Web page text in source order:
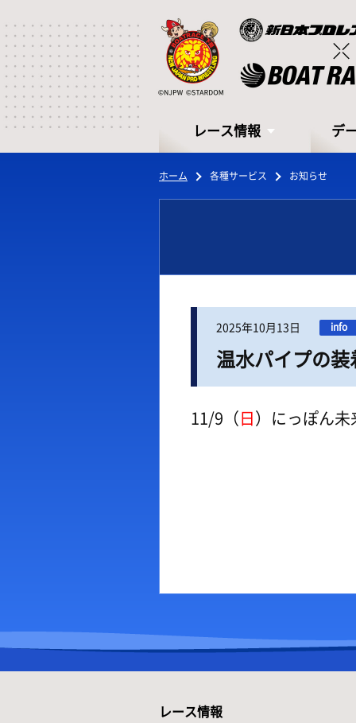
レース情報
レース情報
シリーズインデックス
レース展望
デ
デ
モ
出
ホーム 各種サービス お知らせ
2025年10月13日 info
温水パイプの装
11/9（ 日 ）にっぽん
レース情報